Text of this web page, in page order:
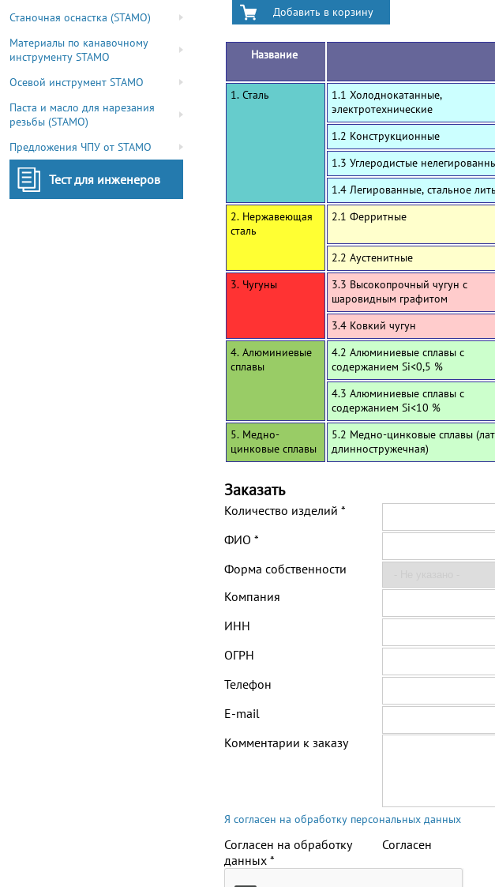
Станочная оснастка (STAMO)
Материалы по канавочному
инструменту STAMO
Осевой инструмент STAMO
Паста и масло для нарезания
резьбы (STAMO)
Предложения ЧПУ от STAMO
Тест для инженеров
Название
1. Сталь
1.1 Холоднокатанные,
электротехнические
1.2 Конструкционные
1.3 Углеродистые
1.4 Легированные, стальное
2. Нержавеющая
сталь
2.1 Ферритные
2.2 Аустенитные
3. Чугуны
3.3 Высокопрочный чугун с
шаровидным графитом
3.4 Ковкий чугун
4. Алюминиевые
сплавы
4.2 Алюминиевые сплавы с
содержанием Si<0,5 %
4.3 Алюминиевые сплавы с
содержанием Si<10 %
5. Медно-
цинковые сплавы
5.2 Медно-цинковые сплавы
длинностружечная)
Заказать
Количество изделий *
ФИО *
Форма собственности
Компания
ИНН
ОГРН
Телефон
E-mail
Комментарии к заказу
Я согласен на обработку персональных данных
Согласен на обработку
данных *
Согласен